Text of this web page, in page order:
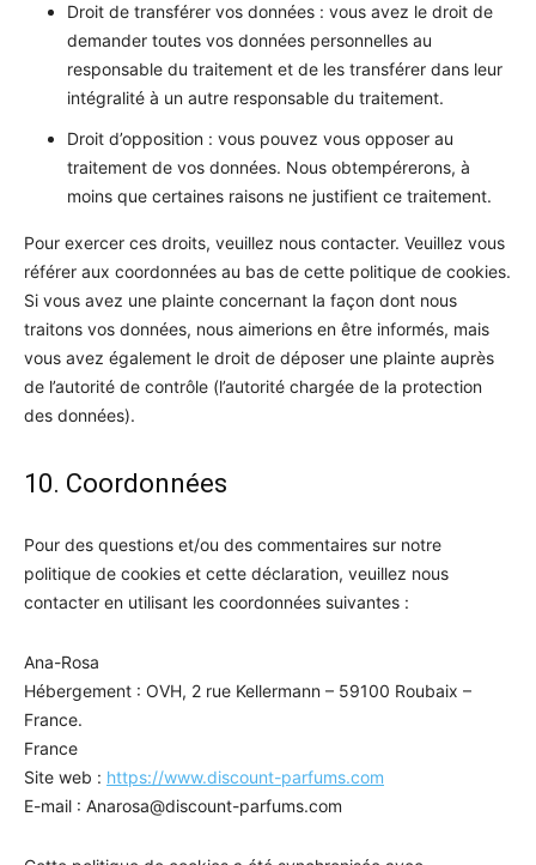
Droit de transférer vos données : vous avez le droit de
demander toutes vos données personnelles au
responsable du traitement et de les transférer dans leur
intégralité à un autre responsable du traitement.
Droit d’opposition : vous pouvez vous opposer au
traitement de vos données. Nous obtempérerons, à
moins que certaines raisons ne justifient ce traitement.
Pour exercer ces droits, veuillez nous contacter. Veuillez vous
référer aux coordonnées au bas de cette politique de cookies.
Si vous avez une plainte concernant la façon dont nous
traitons vos données, nous aimerions en être informés, mais
vous avez également le droit de déposer une plainte auprès
de l’autorité de contrôle (l’autorité chargée de la protection
des données).
10. Coordonnées
Pour des questions et/ou des commentaires sur notre
politique de cookies et cette déclaration, veuillez nous
contacter en utilisant les coordonnées suivantes :
Ana-Rosa
Hébergement : OVH, 2 rue Kellermann – 59100 Roubaix –
France.
France
Site web : https://www.discount-parfums.com
E-mail : Anarosa@discount-parfums.com